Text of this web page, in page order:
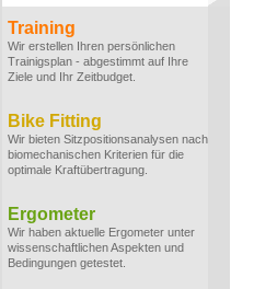
Training
Wir erstellen Ihren persönlichen
Trainigsplan - abgestimmt auf Ihre
Ziele und Ihr Zeitbudget.
Bike Fitting
Wir bieten Sitzpositionsanalysen nach
biomechanischen Kriterien für die
optimale Kraftübertragung.
Ergometer
Wir haben aktuelle Ergometer unter
wissenschaftlichen Aspekten und
Bedingungen getestet.